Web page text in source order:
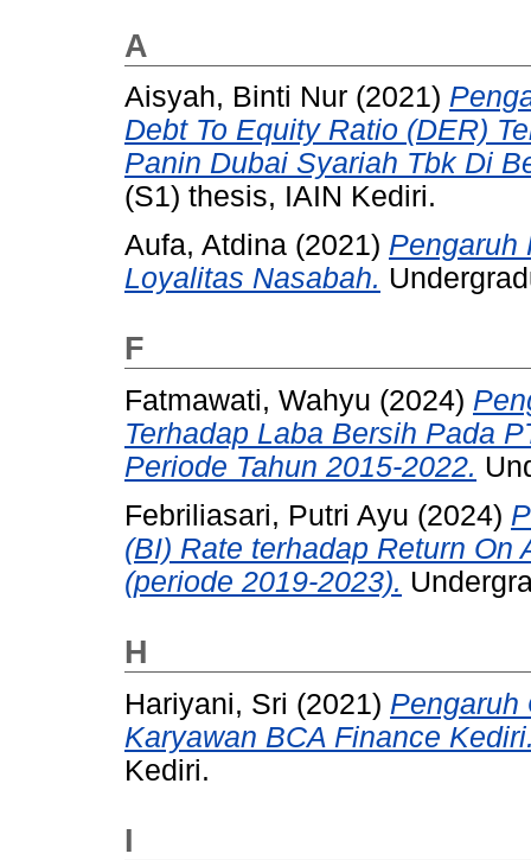
A
Aisyah, Binti Nur (2021)
Debt To Equity Ratio (DER)
Panin Dubai Syariah Tbk Di
(S1) thesis, IAIN Kediri.
Aufa, Atdina (2021) Pengaruh
Loyalitas Nasabah.
F
Fatmawati, Wahyu (2024)
Terhadap Laba Bersih Pada
Periode Tahun 2015-2022.
Febriliasari, Putri Ayu (2024)
(BI) Rate terhadap Return On
(periode 2019-2023).
H
Hariyani, Sri (2021) Pengaruh
Karyawan BCA Finance
Kediri.
I